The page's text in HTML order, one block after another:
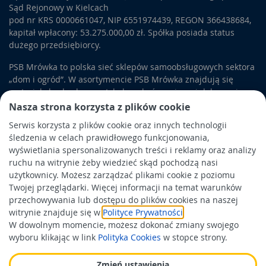
Nasza strona korzysta z plików cookie
Serwis korzysta z plików cookie oraz innych technologii
śledzenia w celach prawidłowego funkcjonowania,
wyświetlania spersonalizowanych treści i reklamy oraz analizy
ruchu na witrynie żeby wiedzieć skąd pochodzą nasi
użytkownicy. Możesz zarządzać plikami cookie z poziomu
Twojej przeglądarki. Więcej informacji na temat warunków
przechowywania lub dostępu do plików cookies na naszej
witrynie znajduje się w Polityce Prywatności
W dowolnym momencie, możesz dokonać zmiany swojego
wyboru klikając w link Polityka Cookies w stopce strony.
samochodów. Grubsze i bardziej trwałe kostki stosowane są
do budowy parkingów, a także placów dla ciężarówek.
Wykańcza się w ten sposób także otwarte magazyny i place w
zakładach przemysłowych. Tak duży obszar zastosowania
kostka chodnikowa. Ułatwia to zestawianie elementów ze
sobą i tworzenie różnorodnych kompozycji. Dzięki temu kostki
i w reprezentacyjnych częściach miasta. Niewielki rozmiary
płytek ułatwiają także zapełnianie nimi placów i przestrzeni o
nieregularnych kształtach.
Sąd Rejonowy w Kielcach
pod nr KRS 0000661047, NIP 6551974439, REGON 366438684,
kapitał wpłacony: 53.275.000,00 zł. Spółka posiada status
dużego przedsiębiorcy.
PSB Mrówka to polska sieć sklepów samoobsługowych sektora
„dom i ogród”. W asortymencie PSB Mrówka znajdują się
materiały budowlane, artykuły wykończeniowe i dekoracyjne,
wyposażenie łazienek i kuchni, elektronarzędzia, a także
artykuły związane z ogrodem i otoczeniem domu.
Obowiązek informacyjny
Polityka prywatności
Polityka Cookies
Odbiór zużytego sprzętu
Wspierają nas: